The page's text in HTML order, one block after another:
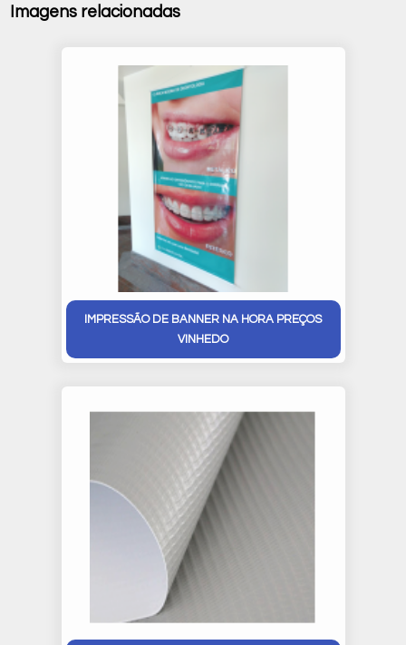
Imagens relacionadas
IMPRESSÃO DE BANNER NA HORA PREÇOS
VINHEDO